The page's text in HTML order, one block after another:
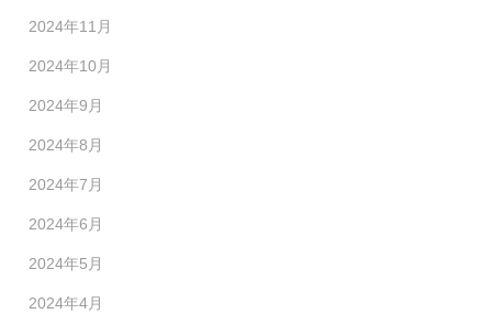
2024年11月
2024年10月
2024年9月
2024年8月
2024年7月
2024年6月
2024年5月
2024年4月